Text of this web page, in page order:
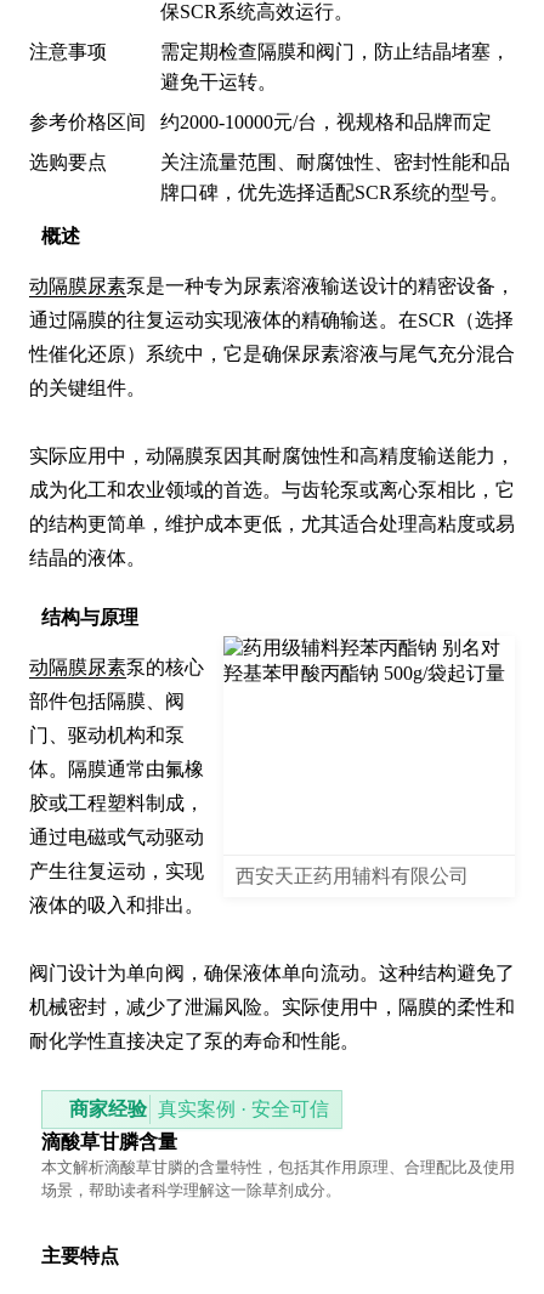
概述
动隔膜尿素泵是一种专为尿素溶液输送设计的精密设备，
通过隔膜的往复运动实现液体的精确输送。在SCR（选择
性催化还原）系统中，它是确保尿素溶液与尾气充分混合
的关键组件。
实际应用中，动隔膜泵因其耐腐蚀性和高精度输送能力，
成为化工和农业领域的首选。与齿轮泵或离心泵相比，它
的结构更简单，维护成本更低，尤其适合处理高粘度或易
结晶的液体。
结构与原理
西安天正药用辅料有限公司
动隔膜尿素泵的核心
部件包括隔膜、阀
门、驱动机构和泵
体。隔膜通常由氟橡
胶或工程塑料制成，
通过电磁或气动驱动
产生往复运动，实现
液体的吸入和排出。
阀门设计为单向阀，确保液体单向流动。这种结构避免了
机械密封，减少了泄漏风险。实际使用中，隔膜的柔性和
耐化学性直接决定了泵的寿命和性能。
商家经验 真实案例 · 安全可信
滴酸草甘膦含量
本文解析滴酸草甘膦的含量特性，包括其作用原理、合理配比及使用
场景，帮助读者科学理解这一除草剂成分。
主要特点
保SCR系统高效运行。
注意事项
需定期检查隔膜和阀门，防止结晶堵塞，
避免干运转。
参考价格区间
约2000-10000元/台，视规格和品牌而定
选购要点
关注流量范围、耐腐蚀性、密封性能和品
牌口碑，优先选择适配SCR系统的型号。